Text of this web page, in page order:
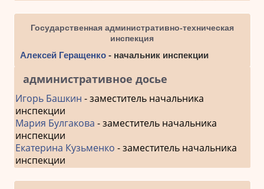
Государственная административно-техническая
инспекция
Алексей Геращенко- начальник инспекции
административное досье
Игорь Башкин - заместитель начальника
инспекции
Мария Булгакова - заместитель начальника
инспекции
Екатерина Кузьменко - заместитель начальника
инспекции